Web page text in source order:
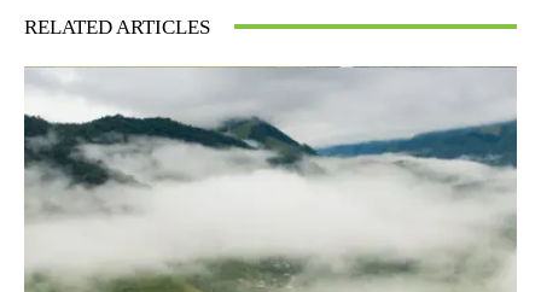
RELATED ARTICLES